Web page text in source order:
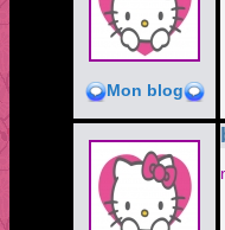
Mon blog